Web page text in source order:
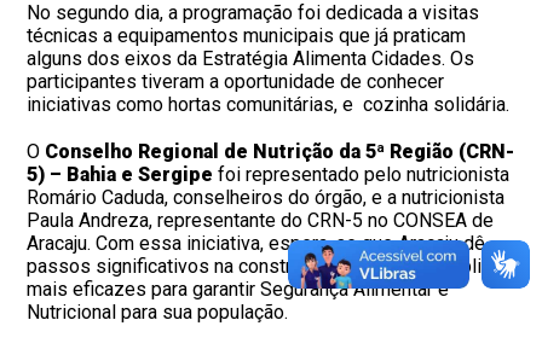
No segundo dia, a programação foi dedicada a visitas
técnicas a equipamentos municipais que já praticam
alguns dos eixos da Estratégia Alimenta Cidades. Os
participantes tiveram a oportunidade de conhecer
iniciativas como hortas comunitárias, e cozinha solidária.
O Conselho Regional de Nutrição da 5ª Região (CRN-
5) – Bahia e Sergipe foi representado pelo nutricionista
Romário Caduda, conselheiros do órgão, e a nutricionista
Paula Andreza, representante do CRN-5 no CONSEA de
Aracaju. Com essa iniciativa, espera-se que Aracaju dê
passos significativos na construção de políticas públicas
mais eficazes para garantir Segurança Alimentar e
Nutricional para sua população.